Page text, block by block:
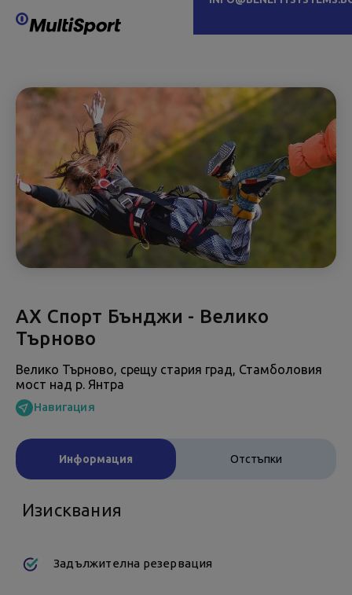
АХ Спорт Бънджи - Велико
Търново
Велико Търново, срещу стария град, Стамболовия
мост над р. Янтра
Навигация
Информация Отстъпки
Изисквания
Задължителна резервация